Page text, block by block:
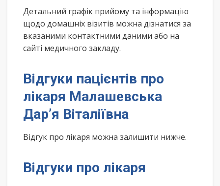
Детальний графік прийому та інформацію
щодо домашніх візитів можна дізнатися за
вказаними контактними даними або на
сайті медичного закладу.
Відгуки пацієнтів про
лікаря Малашевська
Дар’я Віталіївна
Відгук про лікаря можна залишити нижче.
Відгуки про лікаря